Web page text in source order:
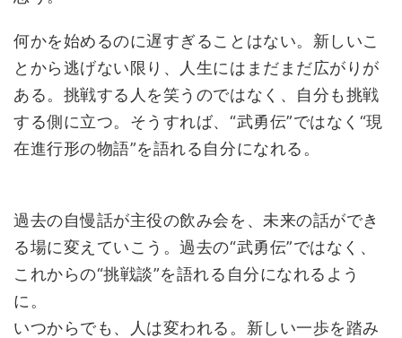
何かを始めるのに遅すぎることはない。新しいこ
とから逃げない限り、人生にはまだまだ広がりが
ある。挑戦する人を笑うのではなく、自分も挑戦
する側に立つ。そうすれば、“武勇伝”ではなく“現
在進行形の物語”を語れる自分になれる。
過去の自慢話が主役の飲み会を、未来の話ができ
る場に変えていこう。過去の“武勇伝”ではなく、
これからの“挑戦談”を語れる自分になれるよう
に。
いつからでも、人は変われる。新しい一歩を踏み